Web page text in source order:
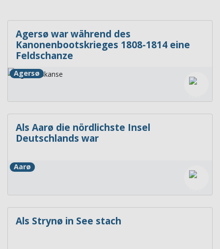
Agersø war während des
Kanonenbootskrieges 1808-1814 eine
Feldschanze
Agersø
Als Aarø die nördlichste Insel
Deutschlands war
Aarø
Als Strynø in See stach